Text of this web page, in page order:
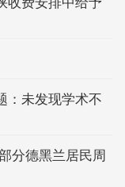
：未发现学术不
分德黑兰居民周